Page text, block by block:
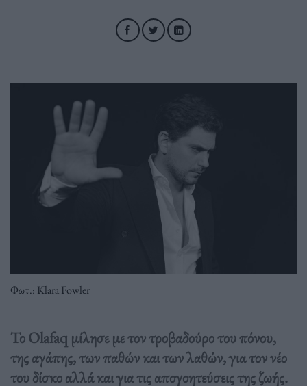
Φωτ.: Klara Fowler
Το Olafaq μίλησε με τον τροβαδούρο του πόνου,
της αγάπης, των παθών και των λαθών, για τον νέο
του δίσκο αλλά και για τις απογοητεύσεις της ζωής.